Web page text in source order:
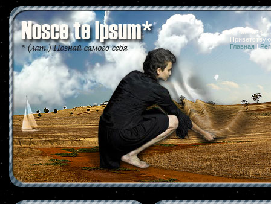
07.08.2026
Главная |